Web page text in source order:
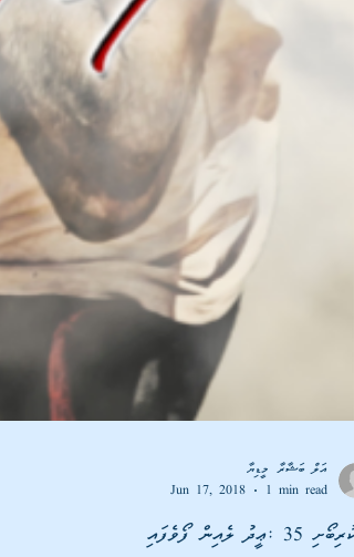
Jun 17, 2018
1 min read